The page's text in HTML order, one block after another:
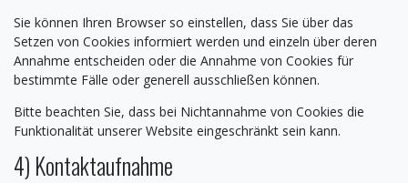
Sie können Ihren Browser so einstellen, dass Sie über das
Setzen von Cookies informiert werden und einzeln über deren
Annahme entscheiden oder die Annahme von Cookies für
bestimmte Fälle oder generell ausschließen können.
Bitte beachten Sie, dass bei Nichtannahme von Cookies die
Funktionalität unserer Website eingeschränkt sein kann.
4) Kontaktaufnahme